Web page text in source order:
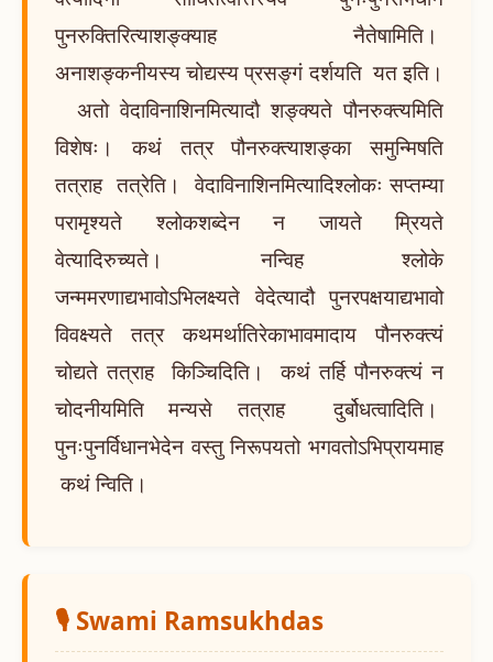
पुनरुक्तिरित्याशङ्क्याह नैतेषामिति।
अनाशङ्कनीयस्य चोद्यस्य प्रसङ्गं दर्शयति यत इति।
अतो वेदाविनाशिनमित्यादौ शङ्क्यते पौनरुक्त्यमिति
विशेषः। कथं तत्र पौनरुक्त्याशङ्का समुन्मिषति
तत्राह तत्रेति। वेदाविनाशिनमित्यादिश्लोकः सप्तम्या
परामृश्यते श्लोकशब्देन न जायते म्रियते
वेत्यादिरुच्यते। नन्विह श्लोके
जन्ममरणाद्यभावोऽभिलक्ष्यते वेदेत्यादौ पुनरपक्षयाद्यभावो
विवक्ष्यते तत्र कथमर्थातिरेकाभावमादाय पौनरुक्त्यं
चोद्यते तत्राह किञ्चिदिति। कथं तर्हि पौनरुक्त्यं न
चोदनीयमिति मन्यसे तत्राह दुर्बोधत्वादिति।
पुनःपुनर्विधानभेदेन वस्तु निरूपयतो भगवतोऽभिप्रायमाह
कथं न्विति।
🎙️ Swami Ramsukhdas